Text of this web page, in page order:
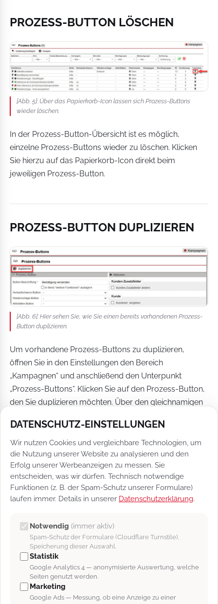
PROZESS-BUTTON LÖSCHEN
[Abb. 5]: Über das Papierkorb-Icon lassen sich Prozess-Buttons
wieder löschen.
In der Prozess-Button-Übersicht ist es möglich,
einzelne Prozess-Buttons wieder zu löschen. Klicken
Sie hierzu auf das Papierkorb-Icon direkt beim
jeweiligen Prozess-Button.
PROZESS-BUTTON DUPLIZIEREN
[Abb. 6]: Hier sehen Sie, wie Sie einen bereits vorhandenen Prozess-
Button duplizieren.
Um vorhandene Prozess-Buttons zu duplizieren,
öffnen Sie in den Einstellungen den Bereich
„Kampagnen“ und anschließend den Unterpunkt
„Prozess-Buttons“. Klicken Sie auf den Prozess-Button,
den Sie duplizieren möchten. Über den gleichnamigen
[Abb. 7]: Den durch Duplikation erstellten Prozess-Button finden Sie in
der Prozess-Button-Übersicht.
Anschließend finden Sie den neuen, durch Duplikation
erstellten, Prozess-Button als „Kopie“ in der Prozess-
Button-Übersicht. Um die Bezeichnung oder etwaige
Einstellungen bzgl. des Buttons anzupassen, öffnen Sie
DATENSCHUTZ-EINSTELLUNGEN
Wir nutzen Cookies und vergleichbare Technologien, um
die Nutzung unserer Website zu analysieren und den
Erfolg unserer Werbeanzeigen zu messen. Sie
entscheiden, was wir dürfen. Technisch notwendige
Funktionen (z. B. der Spam-Schutz unserer Formulare)
laufen immer. Details in unserer Datenschutzerklärung.
Notwendig (immer aktiv)
Spam-Schutz der Formulare (Cloudflare Turnstile),
Speicherung dieser Auswahl.
Statistik
Google Analytics 4 — anonymisierte Auswertung, welche
Seiten genutzt werden.
Marketing
Google Ads — Messung, ob eine Anzeige zu einer